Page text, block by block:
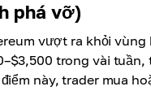
phá vỡ)
vượt ra khỏi
trong vài
này, trader mua